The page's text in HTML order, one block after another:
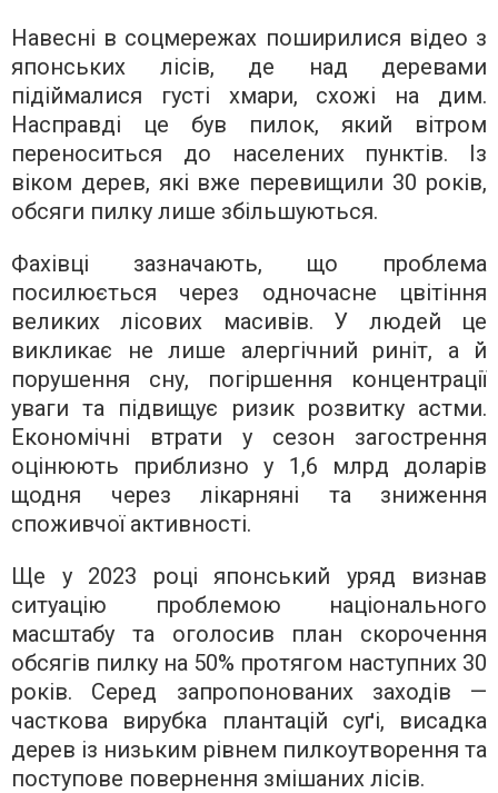
Навесні в соцмережах поширилися відео з
японських лісів, де над деревами
підіймалися густі хмари, схожі на дим.
Насправді це був пилок, який вітром
переноситься до населених пунктів. Із
віком дерев, які вже перевищили 30 років,
обсяги пилку лише збільшуються.
Фахівці зазначають, що проблема
посилюється через одночасне цвітіння
великих лісових масивів. У людей це
викликає не лише алергічний риніт, а й
порушення сну, погіршення концентрації
уваги та підвищує ризик розвитку астми.
Економічні втрати у сезон загострення
оцінюють приблизно у 1,6 млрд доларів
щодня через лікарняні та зниження
споживчої активності.
Ще у 2023 році японський уряд визнав
ситуацію проблемою національного
масштабу та оголосив план скорочення
обсягів пилку на 50% протягом наступних 30
років. Серед запропонованих заходів —
часткова вирубка плантацій суґі, висадка
дерев із низьким рівнем пилкоутворення та
поступове повернення змішаних лісів.